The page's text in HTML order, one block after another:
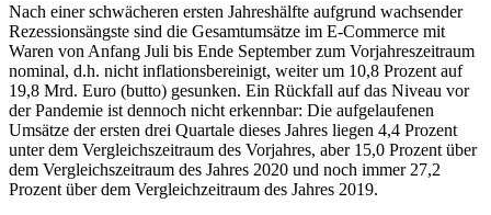
Nach einer schwächeren ersten Jahreshälfte aufgrund wachsender
Rezessionsängste sind die Gesamtumsätze im E-Commerce mit
Waren von Anfang Juli bis Ende September zum Vorjahreszeitraum
nominal, d.h. nicht inflationsbereinigt, weiter um 10,8 Prozent auf
19,8 Mrd. Euro (butto) gesunken. Ein Rückfall auf das Niveau vor
der Pandemie ist dennoch nicht erkennbar: Die aufgelaufenen
Umsätze der ersten drei Quartale dieses Jahres liegen 4,4 Prozent
unter dem Vergleichszeitraum des Vorjahres, aber 15,0 Prozent über
dem Vergleichszeitraum des Jahres 2020 und noch immer 27,2
Prozent über dem Vergleichzeitraum des Jahres 2019.